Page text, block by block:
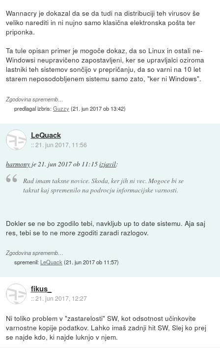
Wannacry je dokazal da se da tudi na distribuciji teh virusov še
veliko narediti in ni nujno samo klasična elektronska pošta ter
priponka.
Ta tule opisan primer je mogoče dokaz, da so Linux in ostali ne-
Windowsi neupravičeno zapostavljeni, ker se upravljalci oziroma
lastniki teh sistemov sončijo v prepričanju, da so varni na 10 let
starem neposodobljenem sistemu samo zato, "ker ni Windows".
Zgodovina sprememb…
predlagal izbris:Guzzy (21. jun 2017 ob 13:42)
LeQuack
::21. jun 2017, 11:56
harmony je21. jun 2017 ob 11:15izjavil:
Rad imam taksne novice. Skoda, ker jih ni vec. Mogoce bi se
takrat kaj spremenilo na podrocju informacijske varnosti.
Dokler se ne bo zgodilo tebi, navkljub up to date sistemu. Aja saj
res, tebi se to ne more zgoditi zaradi razlogov.
Zgodovina sprememb…
spremenil: LeQuack (21. jun 2017 ob 11:57)
fikus_
::21. jun 2017, 12:27
Ni toliko problem v "zastarelosti" SW, kot odsotnost učinkovite
varnostne kopije podatkov. Lahko imaš zadnji hit SW, Slej ko prej
se najde kdo, ki najde luknjo v njem.